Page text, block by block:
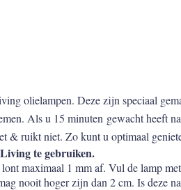
olielampen. Deze zijn speciaal
Als u 15 minuten gewacht heeft
& ruikt niet. Zo kunt u optimaal
te gebruiken.
maximaal 1 mm af. Vul de lamp
nooit hoger zijn dan 2 cm. Is deze